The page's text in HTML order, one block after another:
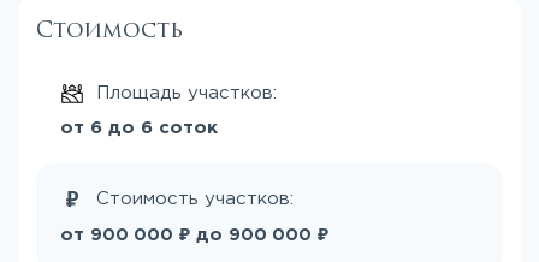
Стоимость
Площадь участков:
от 6 до 6 соток
Стоимость участков:
от 900 000 ₽ до 900 000 ₽